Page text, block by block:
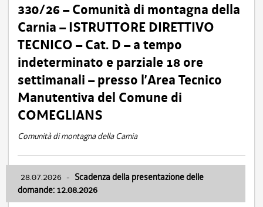
330/26 – Comunità di montagna della
Carnia – ISTRUTTORE DIRETTIVO
TECNICO – Cat. D – a tempo
indeterminato e parziale 18 ore
settimanali – presso l’Area Tecnico
Manutentiva del Comune di
COMEGLIANS
Comunità di montagna della Carnia
28.07.2026 - Scadenza della presentazione delle
domande: 12.08.2026